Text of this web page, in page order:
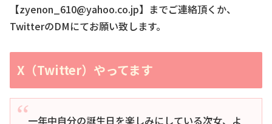
【zyenon_610@yahoo.co.jp】までご連絡頂くか、
TwitterのDMにてお願い致します。
X（Twitter）やってます
一年中自分の誕生日を楽しみにしている次女、よ